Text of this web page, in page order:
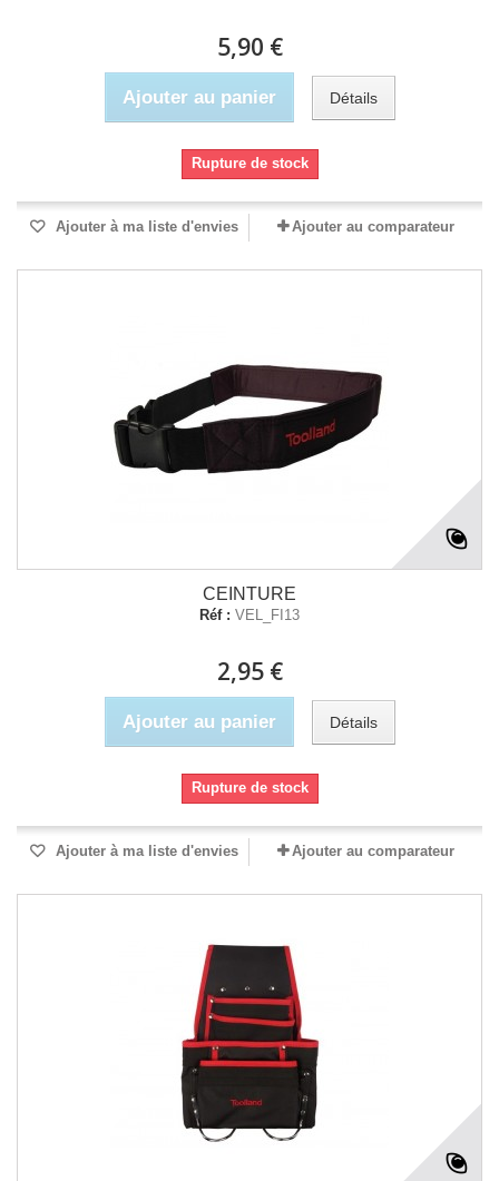
5,90 €
Ajouter au panier Détails
Rupture de stock
Ajouter à ma liste d'envies Ajouter au comparateur
CEINTURE
Réf : VEL_FI13
2,95 €
Ajouter au panier Détails
Rupture de stock
Ajouter à ma liste d'envies Ajouter au comparateur